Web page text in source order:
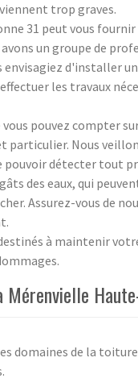
trop graves.
31 peut vous
un groupe de
envisagiez d'installer
les travaux
pouvez compter
particulier. Nous
pouvoir détecter tout
des eaux, qui
Assurez-vous de
à maintenir
domaines de la